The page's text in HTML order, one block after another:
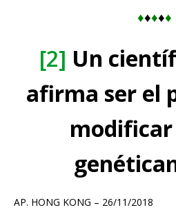
♦♦♦♦♦
[2] Un
afirma ser el
modificar
AP. HONG KONG – 26/11/2018